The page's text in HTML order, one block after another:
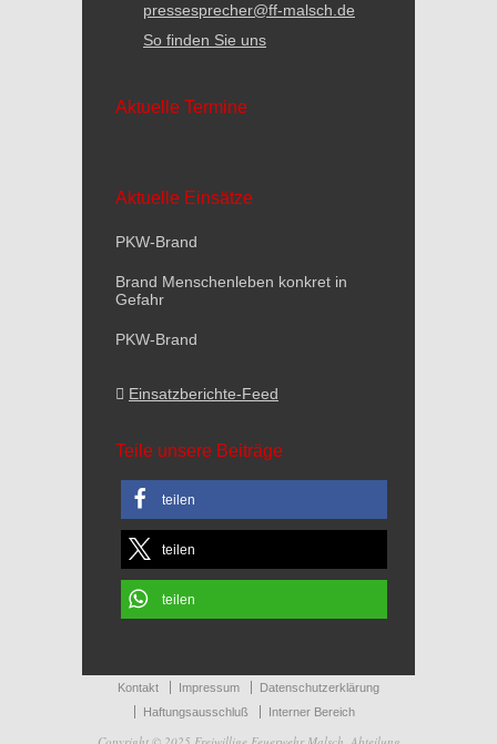
pressesprecher@ff-malsch.de
So finden Sie uns
Aktuelle Termine
Aktuelle Einsätze
PKW-Brand
Brand Menschenleben konkret in
Gefahr
PKW-Brand
Einsatzberichte-Feed
Teile unsere Beiträge
teilen
teilen
teilen
Kontakt Impressum
Datenschutzerklärung
Haftungsausschluß
Interner Bereich